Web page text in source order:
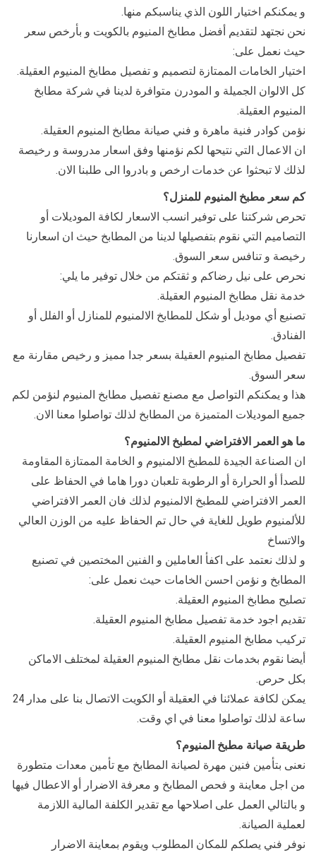
و يمكنكم اختيار اللون الذي يناسبكم منها.
نحن نجتهد لتقديم أفضل مطابخ المنيوم بالكويت و بأرخص سعر
حيث نعمل على:
اختيار الخامات الممتازة لتصميم و تفصيل مطابخ المنيوم العقيلة.
كل الالوان الجميلة و المودرن متوافرة لدينا في شركة مطابخ
المنيوم العقيلة.
نؤمن كوادر فنية ماهرة و فني صيانة مطابخ المنيوم العقيلة.
ان الاعمال التي نتيحها لكم نؤمنها وفق اسعار مدروسة و رخيصة
لذلك لا تبحثوا عن خدمات ارخص و بادروا الى طلبنا الان.
كم سعر مطبخ المنيوم للمنزل؟
تحرص شركتنا على توفير انسب الاسعار لكافة الموديلات أو
التصاميم التي نقوم بتفصيلها لدينا من المطابخ حيث ان اسعارنا
رخيصة و تنافس سعر السوق.
نحرص على نيل رضاكم و ثقتكم من خلال توفير ما يلي:
خدمة نقل مطابخ المنيوم العقيلة.
تصنيع أي موديل أو شكل للمطابخ الالمنيوم للمنازل أو الفلل أو
الفنادق.
تفصيل مطابخ المنيوم العقيلة بسعر جدا مميز و رخيص مقارنة مع
سعر السوق.
هذا و يمكنكم التواصل مع مصنع تفصيل مطابخ المنيوم لنؤمن لكم
جميع الموديلات المتميزة من المطابخ لذلك تواصلوا معنا الان.
ما هو العمر الافتراضي لمطبخ الالمنيوم؟
ان الصناعة الجيدة للمطبخ الالمنيوم و الخامة الممتازة المقاومة
للصدأ أو الحرارة أو الرطوبة تلعبان دورا هاما في الحفاظ على
العمر الافتراضي للمطبخ الالمنيوم لذلك فان العمر الافتراضي
للألمنيوم طويل للغاية في حال تم الحفاظ عليه من الوزن العالي
والاتساخ
و لذلك نعتمد على اكفأ العاملين و الفنين المختصين في تصنيع
المطابخ و نؤمن احسن الخامات حيث نعمل على:
تصليح مطابخ المنيوم العقيلة.
تقديم اجود خدمة تفصيل مطابخ المنيوم العقيلة.
تركيب مطابخ المنيوم العقيلة.
أيضا نقوم بخدمات نقل مطابخ المنيوم العقيلة لمختلف الاماكن
بكل حرص.
يمكن لكافة عملائنا في العقيلة أو الكويت الاتصال بنا على مدار 24
ساعة لذلك تواصلوا معنا في اي وقت.
طريقة صيانة مطبخ المنيوم؟
نعنى بتأمين فنين مهرة لصيانة المطابخ مع تأمين معدات متطورة
من اجل معاينة و فحص المطابخ و معرفة الاضرار أو الاعطال فيها
و بالتالي العمل على اصلاحها مع تقدير الكلفة المالية اللازمة
لعملية الصيانة.
نوفر فني يصلكم للمكان المطلوب ويقوم بمعاينة الاضرار